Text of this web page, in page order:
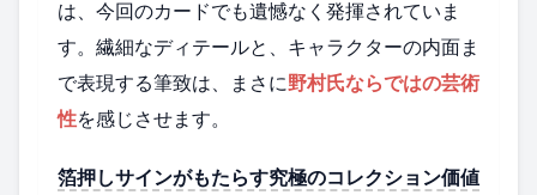
は、今回のカードでも遺憾なく発揮されていま
す。繊細なディテールと、キャラクターの内面ま
で表現する筆致は、まさに野村氏ならではの芸術
性を感じさせます。
箔押しサインがもたらす究極のコレクション価値